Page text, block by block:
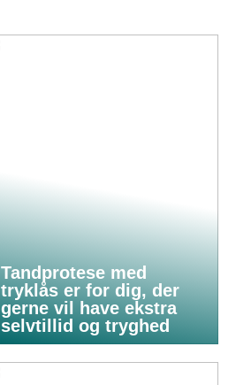
Tandprotese med
tryklås er for dig, der
gerne vil have ekstra
selvtillid og tryghed